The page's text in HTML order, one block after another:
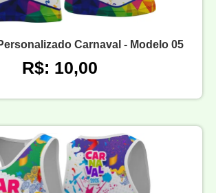
Carnaval - Modelo 05
R$: 10,00